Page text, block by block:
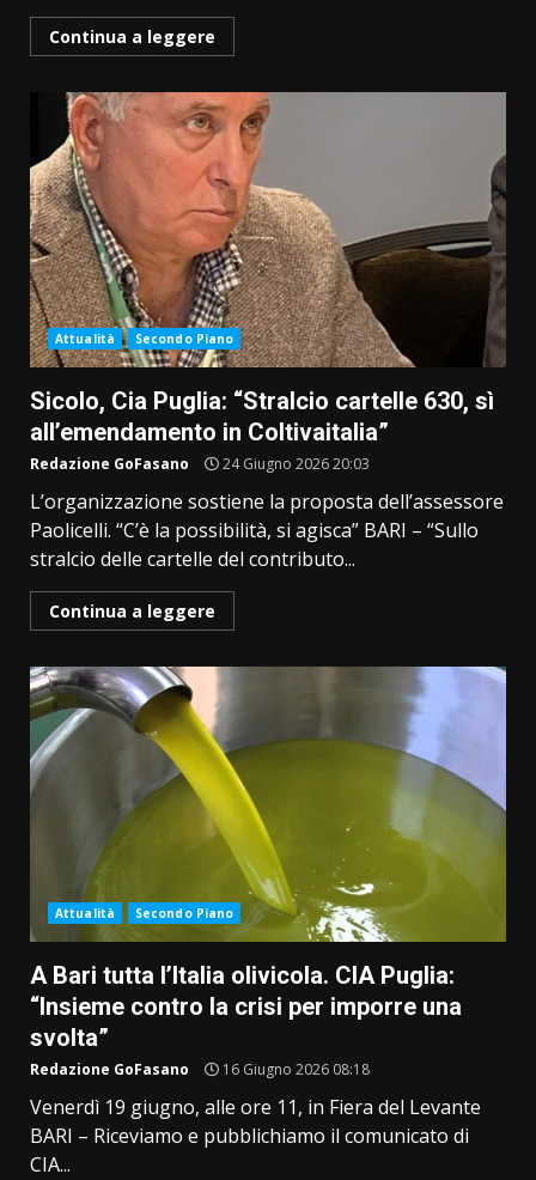
Continua a leggere
Attualità Secondo Piano
Sicolo, Cia Puglia: “Stralcio cartelle 630, sì
all’emendamento in Coltivaitalia”
Redazione GoFasano 24 Giugno 2026 20:03
L’organizzazione sostiene la proposta dell’assessore
Paolicelli. “C’è la possibilità, si agisca” BARI – “Sullo
stralcio delle cartelle del contributo...
Continua a leggere
Attualità Secondo Piano
A Bari tutta l’Italia olivicola. CIA Puglia:
“Insieme contro la crisi per imporre una
svolta”
Redazione GoFasano 16 Giugno 2026 08:18
Venerdì 19 giugno, alle ore 11, in Fiera del Levante
BARI – Riceviamo e pubblichiamo il comunicato di
CIA...